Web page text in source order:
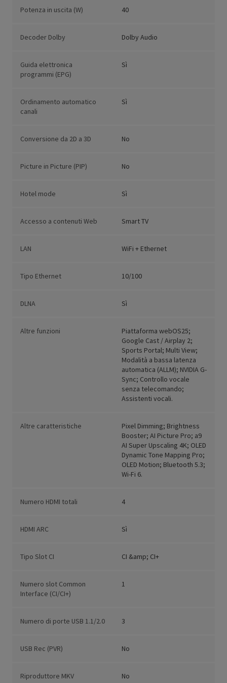
Potenza in uscita (W) 40
Decoder Dolby Dolby Audio
Guida elettronica
programmi (EPG)
Sì
Ordinamento automatico
canali
Sì
Conversione da 2D a 3D No
Picture in Picture (PIP) No
Hotel mode Sì
Accesso a contenuti Web Smart TV
LAN WiFi + Ethernet
Tipo Ethernet 10/100
DLNA Sì
Altre funzioni
Piattaforma webOS25;
Google Cast / Airplay 2;
Sports Portal; Multi View;
Modalità a bassa latenza
automatica (ALLM); NVIDIA G-
Sync; Controllo vocale
senza telecomando;
Assistenti vocali.
Altre caratteristiche
Pixel Dimming; Brightness
Booster; AI Picture Pro; a9
AI Super Upscaling 4K; OLED
Dynamic Tone Mapping Pro;
OLED Motion; Bluetooth 5.3;
Wi-Fi 6.
Numero HDMI totali 4
HDMI ARC Sì
Tipo Slot CI CI &amp; CI+
Numero slot Common
Interface (CI/CI+)
1
Numero di porte USB 1.1/2.0 3
USB Rec (PVR) No
Riproduttore MKV No